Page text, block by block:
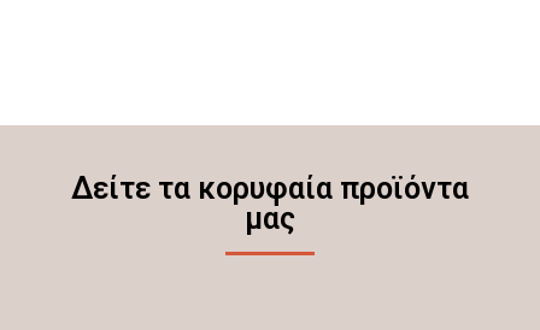
Δείτε τα κορυφαία προϊόντα
μας